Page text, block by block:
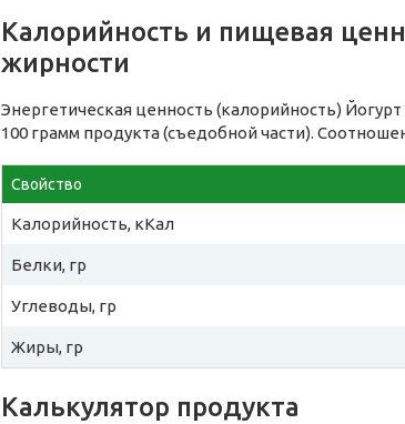
Калорийность и пищевая
жирности
Энергетическая ценность (калорийность)
100 грамм продукта (съедобной части).
Свойство
Калорийность, кКал
Белки, гр
Углеводы, гр
Жиры, гр
Калькулятор продукта